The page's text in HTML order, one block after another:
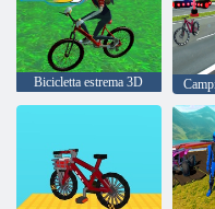
Bicicletta estrema 3D